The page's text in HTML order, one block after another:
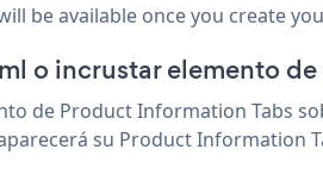
be available once you create
o incrustar elemento
de Product Information Tabs
su Product Information